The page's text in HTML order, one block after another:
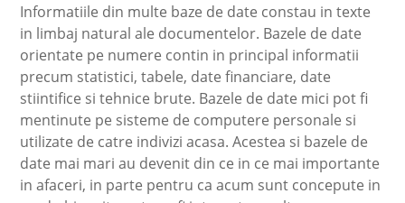
Informatiile din multe baze de date constau in texte
in limbaj natural ale documentelor. Bazele de date
orientate pe numere contin in principal informatii
precum statistici, tabele, date financiare, date
stiintifice si tehnice brute. Bazele de date mici pot fi
mentinute pe sisteme de computere personale si
utilizate de catre indivizi acasa. Acestea si bazele de
date mai mari au devenit din ce in ce mai importante
in afaceri, in parte pentru ca acum sunt concepute in